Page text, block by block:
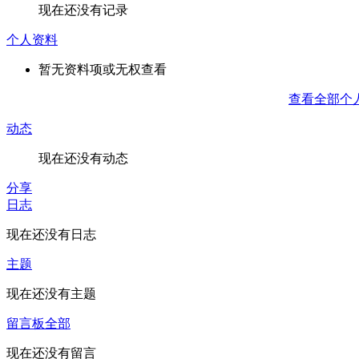
现在还没有记录
个人资料
暂无资料项或无权查看
查看全部个
动态
现在还没有动态
分享
日志
现在还没有日志
主题
现在还没有主题
留言板全部
现在还没有留言